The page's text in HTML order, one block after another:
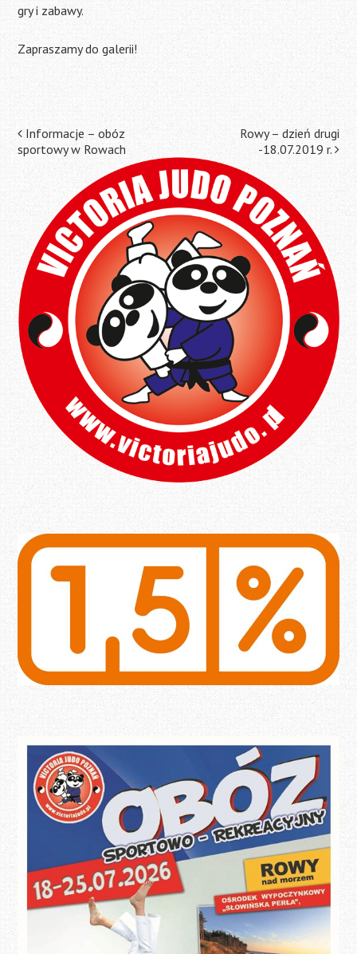
gry i zabawy.
Zapraszamy do galerii!
Post
navigation
Informacje – obóz
sportowy w Rowach
Rowy – dzień drugi
-18.07.2019 r.